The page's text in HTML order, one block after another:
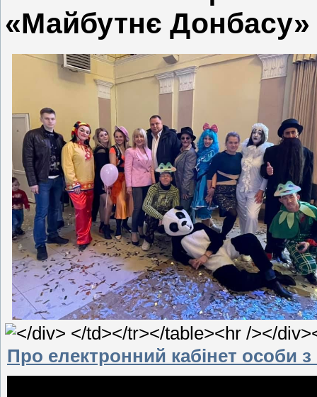
«Майбутнє Донбасу»
Про електронний кабінет особи з